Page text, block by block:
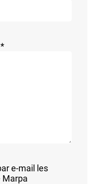
*
e-mail les
Marpa